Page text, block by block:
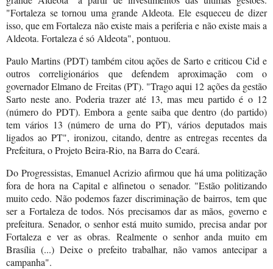
"Fortaleza se tornou uma grande Aldeota. Ele esqueceu de dizer
isso, que em Fortaleza não existe mais a periferia e não existe mais a
Aldeota. Fortaleza é só Aldeota", pontuou.
Paulo Martins (PDT) também citou ações de Sarto e criticou Cid e
outros correligionários que defendem aproximação com o
governador Elmano de Freitas (PT). "Trago aqui 12 ações da gestão
Sarto neste ano. Poderia trazer até 13, mas meu partido é o 12
(número do PDT). Embora a gente saiba que dentro (do partido)
tem vários 13 (número de urna do PT), vários deputados mais
ligados ao PT", ironizou, citando, dentre as entregas recentes da
Prefeitura, o Projeto Beira-Rio, na Barra do Ceará.
Do Progressistas, Emanuel Acrizio afirmou que há uma politização
fora de hora na Capital e alfinetou o senador. "Estão politizando
muito cedo. Não podemos fazer discriminação de bairros, tem que
ser a Fortaleza de todos. Nós precisamos dar as mãos, governo e
prefeitura. Senador, o senhor está muito sumido, precisa andar por
Fortaleza e ver as obras. Realmente o senhor anda muito em
Brasília (...) Deixe o prefeito trabalhar, não vamos antecipar a
campanha".